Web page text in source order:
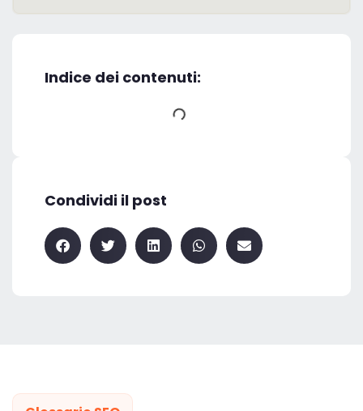
Indice dei contenuti:
Condividi il post